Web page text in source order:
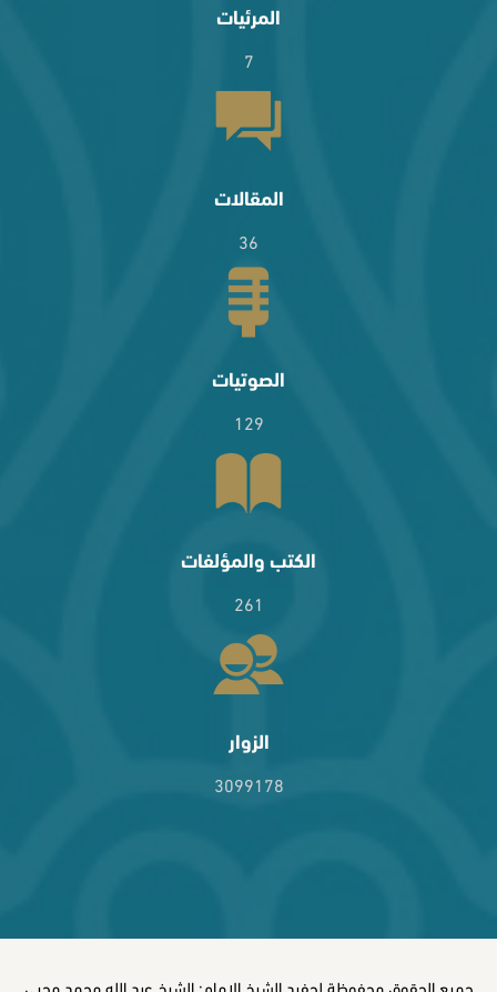
المرئيات
7
المقالات
36
الصوتيات
129
الكتب والمؤلفات
261
الزوار
3099178
جميع الحقوق محفوظة لحفيد الشيخ الإمام: الشيخ عبد الله محمد محيي